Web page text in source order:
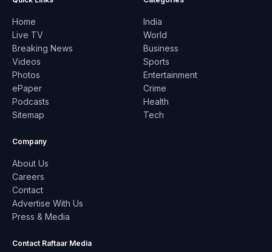
Home
Live TV
Breaking News
Videos
Photos
ePaper
Podcasts
Sitemap
India
World
Business
Sports
Entertainment
Crime
Health
Tech
Company
About Us
Careers
Contact
Advertise With Us
Press & Media
Contact Raftaar Media